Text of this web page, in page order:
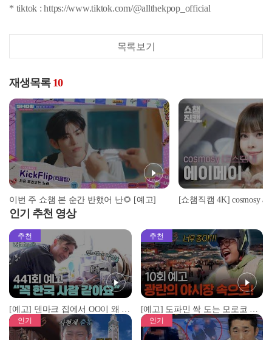
* tiktok : https://www.tiktok.com/@allthekpop_official
목록보기
재생목록 10
이번 주 쇼챔 본 순간 반했어 난🌻 [예고]
인기 추천 영상
추천
[예고] 덴마크 집에서 OO이 왜 나와...? 이상할 정도로 한국을 사랑하는 우리 형을 제보합니다!
추천
[예고] 도파민 싹 도는 모로코 야시장 투어!
인기 인기